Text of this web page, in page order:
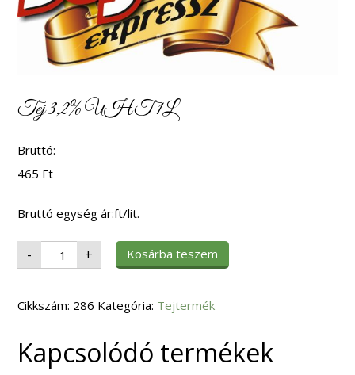
Tej 3,2% UHT 1L
Bruttó:
465 Ft
Bruttó egység ár:ft/lit.
- Tej
3,2%
UHT
+ Kosárba teszem
Cikkszám: 286 Kategória: Tejtermék
Kapcsolódó termékek